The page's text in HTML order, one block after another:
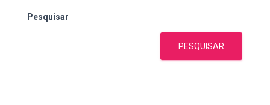
Pesquisar
PESQUISAR